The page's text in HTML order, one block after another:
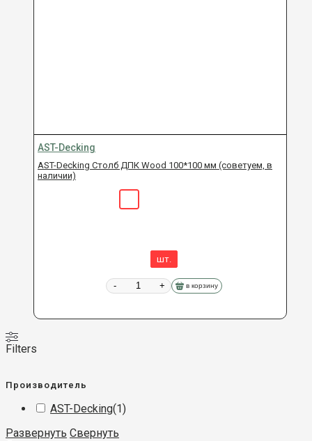
AST-Decking
AST-Decking Столб ДПК Wood 100*100 мм (советуем, в
наличии)
шт.
- + в корзину
Filters
Производитель
AST-Decking(1)
Развернуть Свернуть